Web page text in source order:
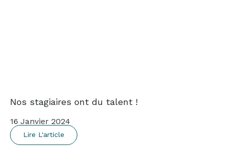
Nos stagiaires ont du talent !
16 Janvier 2024
Lire L'article